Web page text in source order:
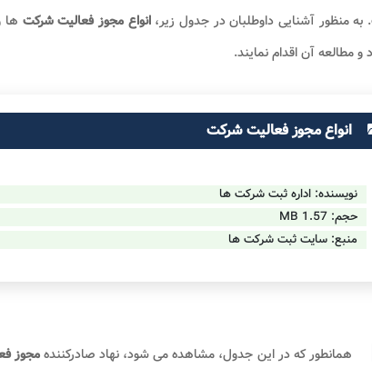
منظور آشنایی داوطلبان در جدول زیر،انواع مجوز فعالیت شرکت ها
و مطالعه آن اقدام نمایند.
انواع مجوز فعالیت شرکت
نویسنده: اداره ثبت شرکت ها
حجم: 1.57 MB
منبع: سایت ثبت شرکت ها
همانطور که در این جدول، مشاهده می شود، نهاد صادرکنندهمجوز